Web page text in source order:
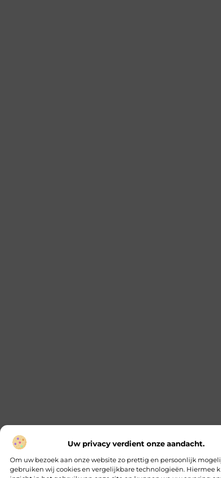
Uw privacy verdient onze aandacht.
Om uw bezoek aan onze website zo prettig en persoonlijk
gebruiken wij cookies en vergelijkbare technologieën. Hiermee